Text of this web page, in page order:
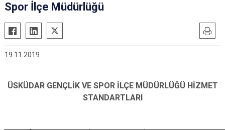
Adalar
Avcılar
Bahçelievler
Bayrampaşa
Fatih
Kartal
Arnavutköy
Spor İlçe Müdürlüğü
19.11.2019
ÜSKÜDAR GENÇLİK VE SPOR İLÇE MÜDÜRLÜĞÜ HİZMET
STANDARTLARI